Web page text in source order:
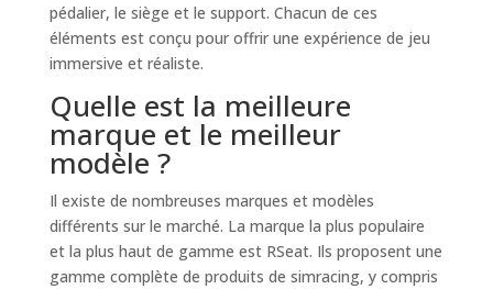
pédalier, le siège et le support. Chacun de ces
éléments est conçu pour offrir une expérience de jeu
immersive et réaliste.
Quelle est la meilleure
marque et le meilleur
modèle ?
Il existe de nombreuses marques et modèles
différents sur le marché. La marque la plus populaire
et la plus haut de gamme est RSeat. Ils proposent une
gamme complète de produits de simracing, y compris